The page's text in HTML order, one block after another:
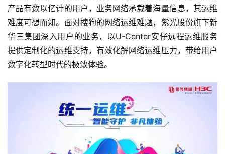
产品有数以亿计的用户，业务网络承载着海量信息，其运维
难度可想而知。面对搜狗的网络运维难题，紫光股份旗下新
华三集团深入用户的业务，以U-Center安仔远程运维服务
提供定制化的运维支持，有效化解网络运维压力，带给用户
数字化转型时代的极致体验。